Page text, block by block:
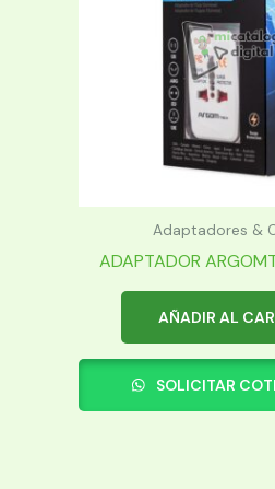
Adaptadores &
ADAPTADOR
AÑADIR AL
SOLICITAR